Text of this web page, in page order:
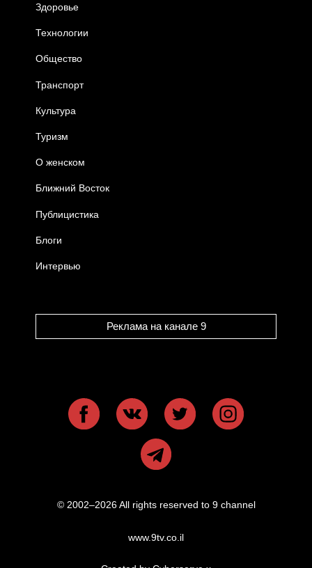
Здоровье
Технологии
Общество
Транспорт
Культура
Туризм
О женском
Ближний Восток
Публицистика
Блоги
Интервью
Реклама на канале 9
© 2002–2026 All rights reserved to 9 channel
www.9tv.co.il